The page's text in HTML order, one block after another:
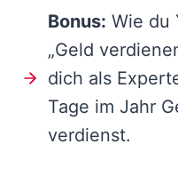
Bonus: Wie du
„Geld
dich als
Tage im Jahr
verdienst.